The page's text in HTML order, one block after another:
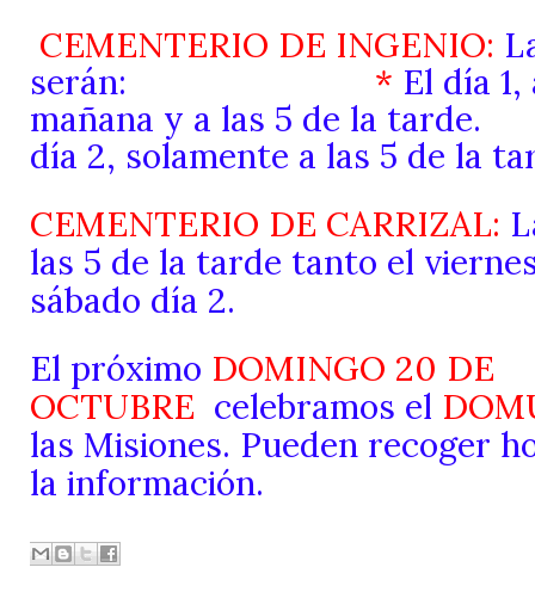
CEMENTERIO DE INGENIO:
serán: * El día 1,
mañana y a las 5 de
día 2, solamente a las 5 de la
CEMENTERIO DE CARRIZAL:
las 5 de la tarde tanto el
sábado día 2.
El próximo DOMINGO 20 DE
OCTUBRE celebramos el
las Misiones. Pueden recoger
la información.